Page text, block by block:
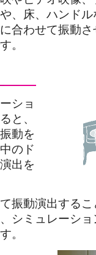
、床、ハンド
合わせて振動
。
ショ
と、
動を
のド
出を
振動演出する
シミュレーシ
。